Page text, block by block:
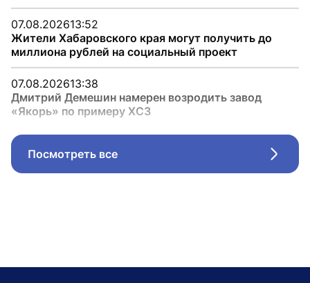
07.08.202613:52
Жители Хабаровского края могут получить до
миллиона рублей на социальный проект
07.08.202613:38
Дмитрий Демешин намерен возродить завод
«Якорь» по примеру ХСЗ
Посмотреть все